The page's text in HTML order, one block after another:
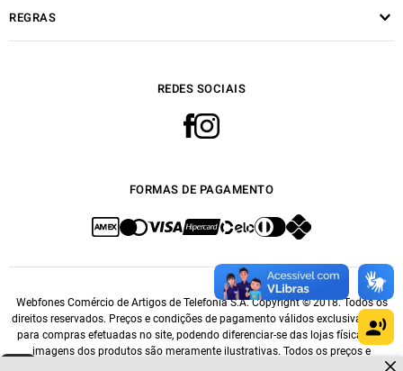
REGRAS
REDES SOCIAIS
FORMAS DE PAGAMENTO
Webfones Comércio de Artigos de Telefonia S.A. Copyright © 2018. Todos os
direitos reservados. Preços e condições de pagamento válidos exclusivamente
para compras efetuadas no site, podendo diferenciar-se das lojas físicas. As
imagens dos produtos são meramente ilustrativas. Todos os preços e